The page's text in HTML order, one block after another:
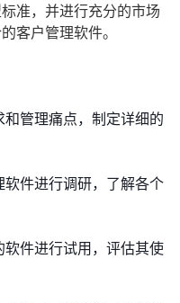
准，并进行充分的市场
客户管理软件。
管理痛点，制定详细的
软件进行调研，了解各个
软件进行试用，评估其使